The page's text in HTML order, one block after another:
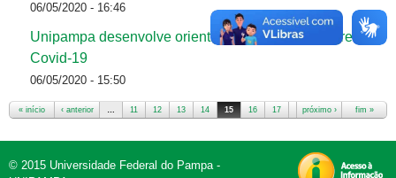
06/05/2020 - 16:46
Unipampa desenvolve orientações em Libras sobre
Covid-19
06/05/2020 - 15:50
« início ‹ anterior … 11 12 13 14 15 16 17 18 19
próximo › fim »
© 2015 Universidade Federal do Pampa -